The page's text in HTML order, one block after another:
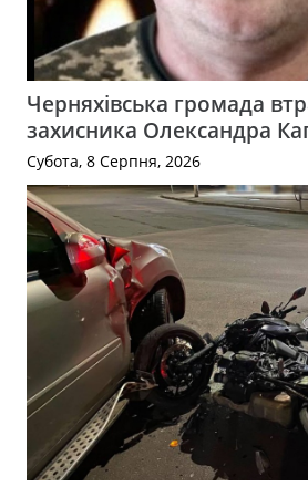
Черняхівська громада
захисника Олександра
Субота, 8 Серпня, 2026